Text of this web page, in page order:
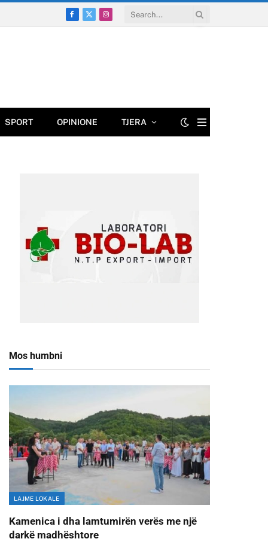
Facebook
X
Instagram
SPORT OPINIONE TJERA
Mos humbni
LAJME LOKALE
Kamenica i dha lamtumirën verës me një
darkë madhështore